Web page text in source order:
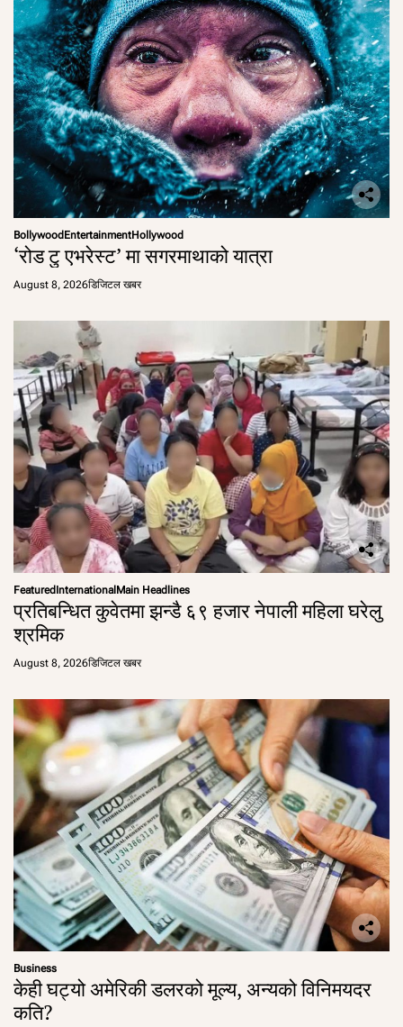
Bollywood EntertainmentHollywood
‘रोड टु एभरेस्ट’ मा सगरमाथाको यात्रा
August 8, 2026डिजिटल खबर
Featured International Main Headlines
प्रतिबन्धित कुवेतमा झन्डै ६९ हजार नेपाली महिला घरेलु
श्रमिक
August 8, 2026डिजिटल खबर
Business
केही घट्यो अमेरिकी डलरको मूल्य, अन्यको विनिमयदर
कति?